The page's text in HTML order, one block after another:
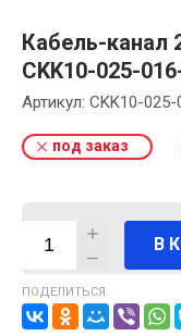
Кабель-канал
CKK10-025-
Артикул: CKK10-
под заказ
В
ПОДЕЛИТЬСЯ: